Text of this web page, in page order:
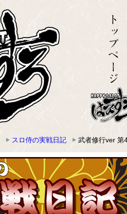
スロ侍の実戦日記 武者修行ver 第